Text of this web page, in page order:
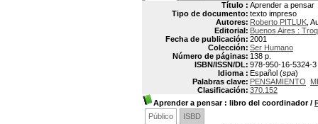
Título : Aprender a pensar
Tipo de documento: texto impreso
Autores: Roberto PITLUK ,
Editorial: Buenos Aires :
Fecha de publicación: 2001
Colección: Ser Humano
Número de páginas: 138 p.
ISBN/ISSN/DL: 978-950-16-5324-3
Idioma : Español (spa)
Palabras clave: PENSAMIENTO
Clasificación: 370.152
Aprender a pensar: libro del coordinador/
Público
ISBD